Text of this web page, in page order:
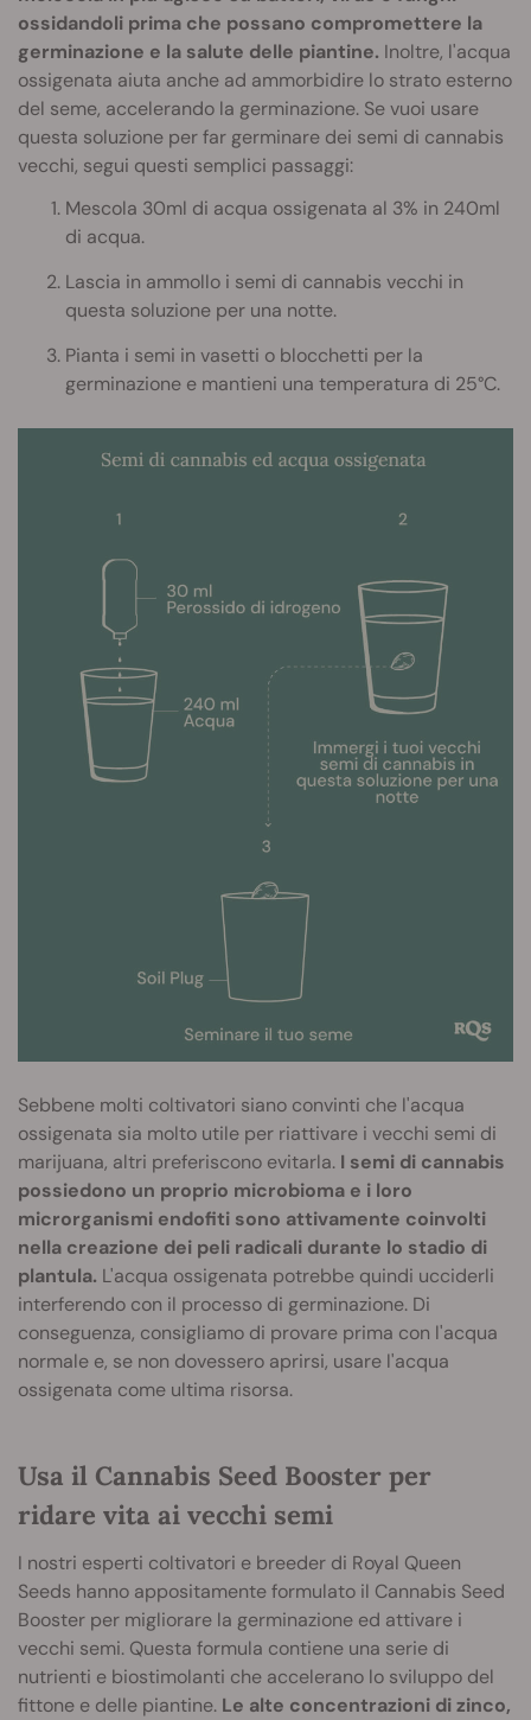
ossidandoli prima che possano compromettere la
germinazione e la salute delle piantine. Inoltre, l'acqua
ossigenata aiuta anche ad ammorbidire lo strato esterno
del seme, accelerando la germinazione. Se vuoi usare
questa soluzione per far germinare dei semi di cannabis
vecchi, segui questi semplici passaggi:
Mescola 30ml di acqua ossigenata al 3% in 240ml
di acqua.
Lascia in ammollo i semi di cannabis vecchi in
questa soluzione per una notte.
Pianta i semi in vasetti o blocchetti per la
germinazione e mantieni una temperatura di 25°C.
Sebbene molti coltivatori siano convinti che l'acqua
ossigenata sia molto utile per riattivare i vecchi semi di
marijuana, altri preferiscono evitarla. I semi di cannabis
possiedono un proprio microbioma e i loro
microrganismi endofiti sono attivamente coinvolti
nella creazione dei peli radicali durante lo stadio di
plantula. L'acqua ossigenata potrebbe quindi ucciderli
interferendo con il processo di germinazione. Di
conseguenza, consigliamo di provare prima con l'acqua
normale e, se non dovessero aprirsi, usare l'acqua
ossigenata come ultima risorsa.
Usa il Cannabis Seed Booster per
ridare vita ai vecchi semi
I nostri esperti coltivatori e breeder di Royal Queen
Seeds hanno appositamente formulato il Cannabis Seed
Booster per migliorare la germinazione ed attivare i
vecchi semi. Questa formula contiene una serie di
nutrienti e biostimolanti che accelerano lo sviluppo del
fittone e delle piantine. Le alte concentrazioni di zinco,